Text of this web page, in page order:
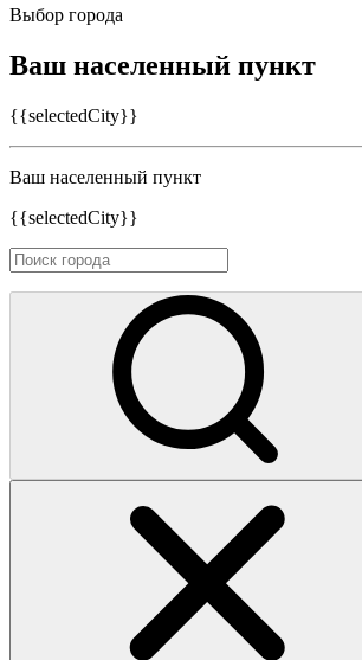
Выбор города
Ваш населенный пункт
{{selectedCity}}
Ваш населенный пункт
{{selectedCity}}